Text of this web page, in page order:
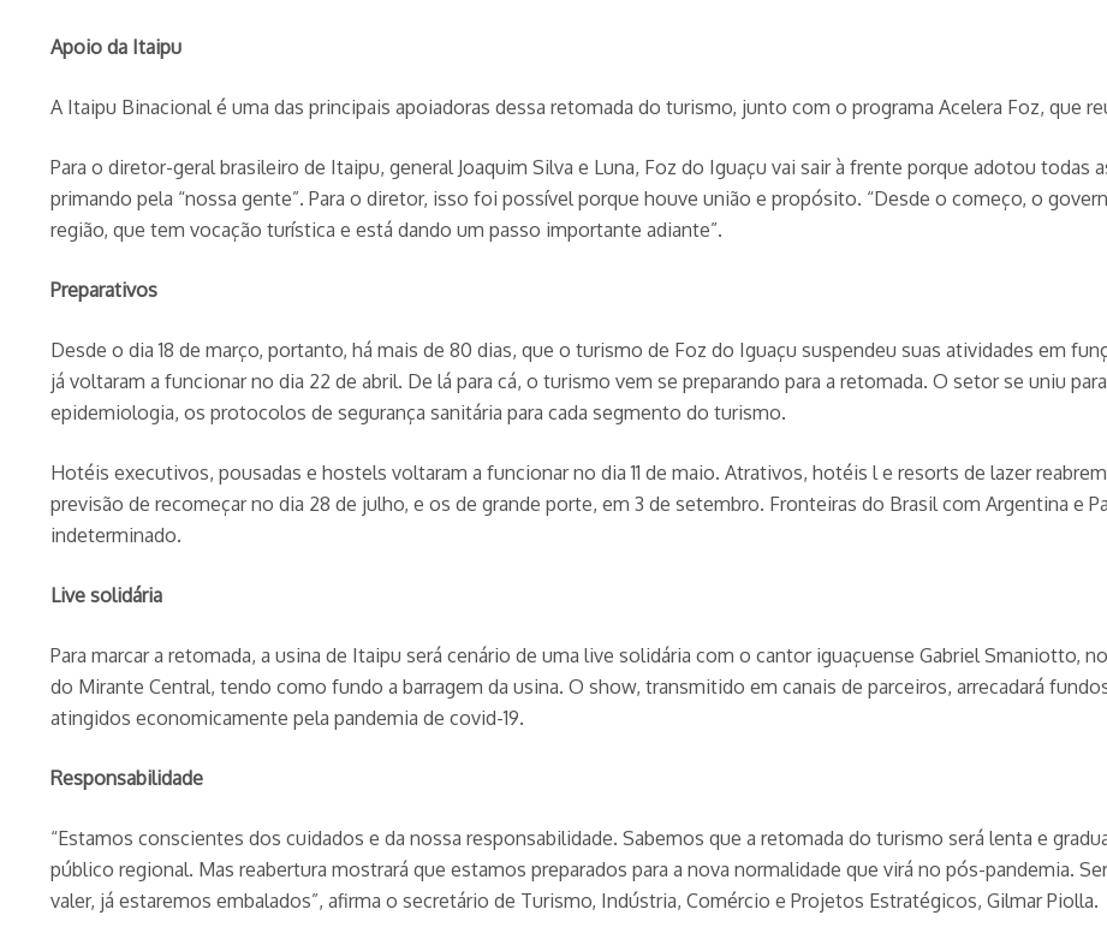
Apoio da Itaipu
A Itaipu Binacional é uma das principais apoiadoras dessa retomada do turismo, junto com o programa Acelera Foz, que
Para o diretor-geral brasileiro de Itaipu, general Joaquim Silva e Luna, Foz do Iguaçu vai sair à frente porque adotou todas
primando pela “nossa gente”. Para o diretor, isso foi possível porque houve união e propósito. “Desde o começo, o
região, que tem vocação turística e está dando um passo importante adiante”.
Preparativos
Desde o dia 18 de março, portanto, há mais de 80 dias, que o turismo de Foz do Iguaçu suspendeu suas atividades em
já voltaram a funcionar no dia 22 de abril. De lá para cá, o turismo vem se preparando para a retomada. O setor se uniu
epidemiologia, os protocolos de segurança sanitária para cada segmento do turismo.
Hotéis executivos, pousadas e hostels voltaram a funcionar no dia 11 de maio. Atrativos, hotéis l e resorts de lazer
previsão de recomeçar no dia 28 de julho, e os de grande porte, em 3 de setembro. Fronteiras do Brasil com Argentina e
indeterminado.
Live solidária
Para marcar a retomada, a usina de Itaipu será cenário de uma live solidária com o cantor iguaçuense Gabriel Smaniotto,
do Mirante Central, tendo como fundo a barragem da usina. O show, transmitido em canais de parceiros, arrecadará
atingidos economicamente pela pandemia de covid-19.
Responsabilidade
“Estamos conscientes dos cuidados e da nossa responsabilidade. Sabemos que a retomada do turismo será lenta e
público regional. Mas reabertura mostrará que estamos preparados para a nova normalidade que virá no pós-pandemia.
valer, já estaremos embalados”, afirma o secretário de Turismo, Indústria, Comércio e Projetos Estratégicos, Gilmar Piolla.